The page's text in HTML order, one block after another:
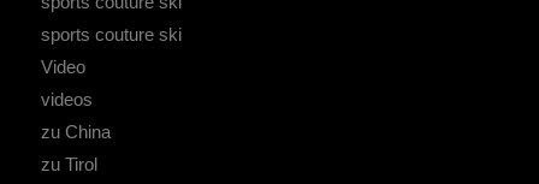
sports couture ski
Video
videos
zu China
zu Tirol